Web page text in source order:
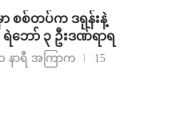
ာ စစ်တပ်က ဒရုန်းနဲ့
ရဲဘော် ၃ ဦးဒဏ်ရာရ
နာရီ အကြာက
15